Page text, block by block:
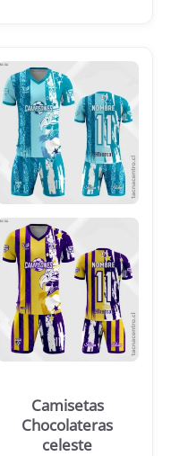
Camisetas
Chocolateras
celeste